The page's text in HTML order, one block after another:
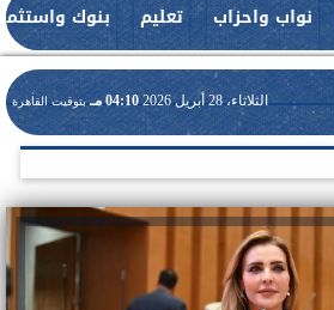
نواب واحزاب تعليم بنوك
الثلاثاء، 28 أبريل 2026 04:10 مـ بتوقيت القاهرة